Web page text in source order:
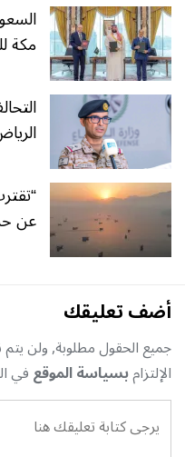
مكة
عن
أضف تعليقك
جميع الحقول مطلوبة, ولن
الإلتزامبسياسة الموقعفي